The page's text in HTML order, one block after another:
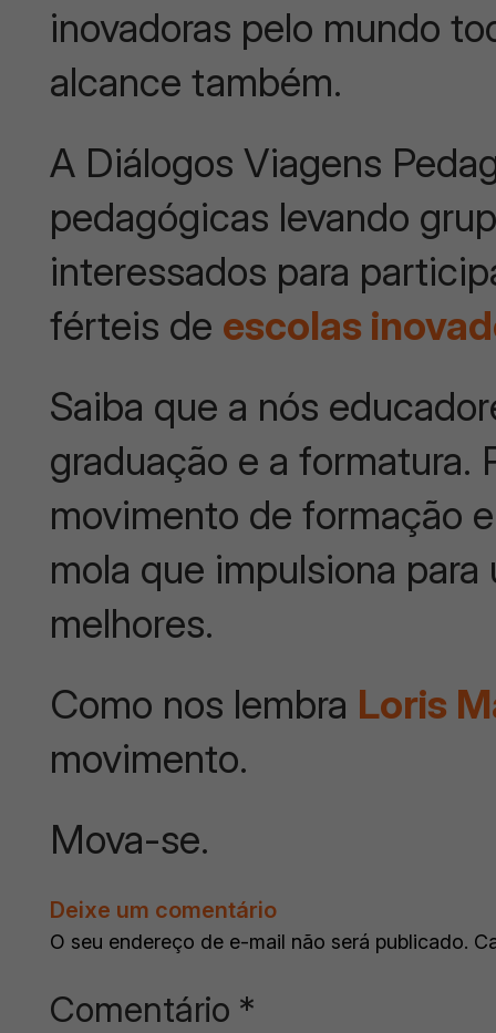
inovadoras pelo mundo
alcance também.
A Diálogos Viagens
pedagógicas levando
interessados para
férteis de escolas
Saiba que a nós
graduação e a
movimento de formação
mola que impulsiona
melhores.
Como nos lembra Loris
movimento.
Mova-se.
Deixe um comentário
O seu endereço de e-mail não será publicado.
Comentário *